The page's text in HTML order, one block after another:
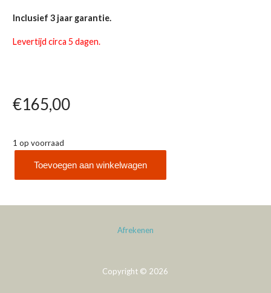
Inclusief 3 jaar garantie.
Levertijd circa 5 dagen.
€165,00
1 op voorraad
Toevoegen aan winkelwagen
Afrekenen
Copyright © 2026